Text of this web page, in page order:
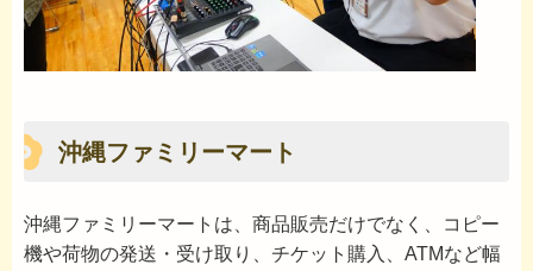
沖縄ファミリーマート
沖縄ファミリーマートは、商品販売だけでなく、コピー
機や荷物の発送・受け取り、チケット購入、ATMなど幅